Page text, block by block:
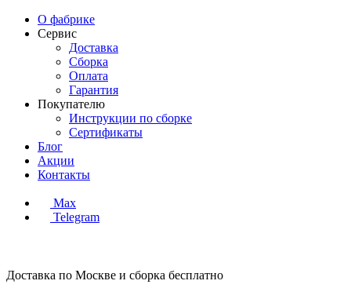
О фабрике
Сервис
Доставка
Сборка
Оплата
Гарантия
Покупателю
Инструкции по сборке
Сертификаты
Блог
Акции
Контакты
Max
Telegram
Доставка по Москве и сборка бесплатно